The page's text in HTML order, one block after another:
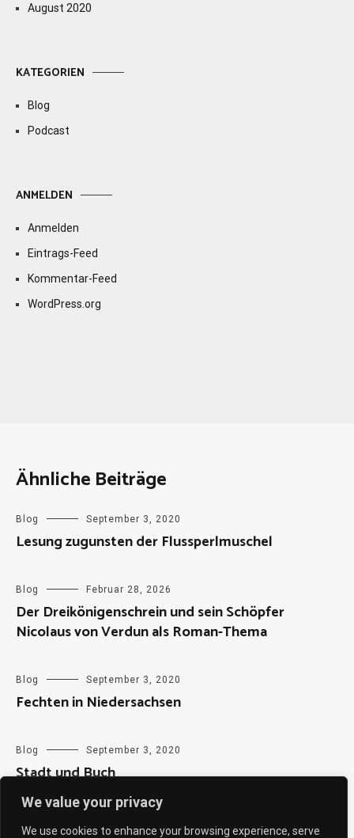
We value your privacy
We use cookies to enhance your browsing experience, serve
August 2020
KATEGORIEN
Blog
Podcast
ANMELDEN
Anmelden
Eintrags-Feed
Kommentar-Feed
WordPress.org
Ähnliche Beiträge
Blog September 3, 2020
Lesung zugunsten der Flussperlmuschel
Blog Februar 28, 2026
Der Dreikönigenschrein und sein Schöpfer
Nicolaus von Verdun als Roman-Thema
Blog September 3, 2020
Fechten in Niedersachsen
Blog September 3, 2020
Stadt und Buch